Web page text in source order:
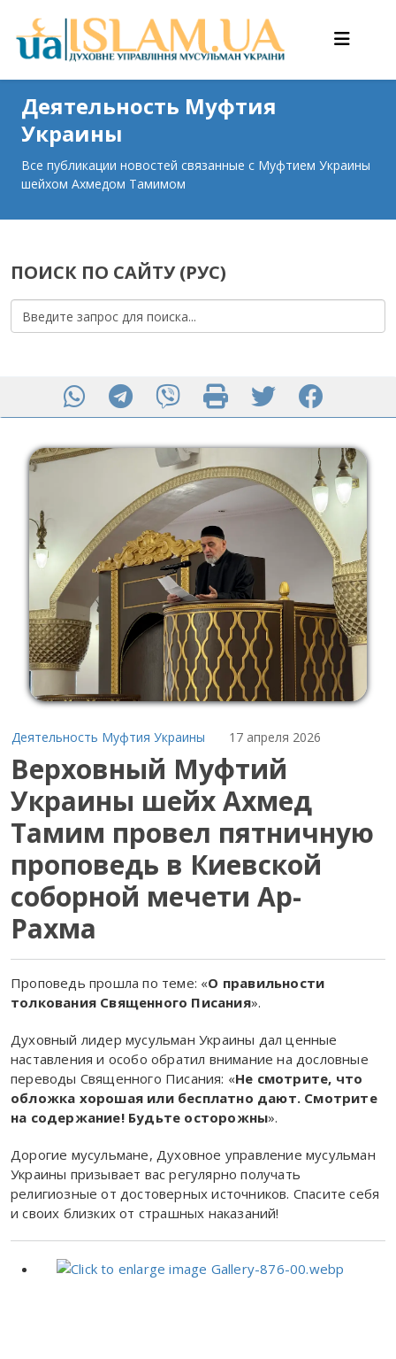
Деятельность Муфтия
Украины
Все публикации новостей связанные с Муфтием Украины
шейхом Ахмедом Тамимом
ПОИСК ПО САЙТУ (РУС)
Деятельность Муфтия Украины 17 апреля 2026
Верховный Муфтий
Украины шейх Ахмед
Тамим провел пятничную
проповедь в Киевской
соборной мечети Ар-
Рахма
Проповедь прошла по теме: «О правильности
толкования Священного Писания».
Духовный лидер мусульман Украины дал ценные
наставления и особо обратил внимание на дословные
переводы Священного Писания: «Не смотрите, что
обложка хорошая или бесплатно дают. Смотрите
на содержание! Будьте осторожны».
Дорогие мусульмане, Духовное управление мусульман
Украины призывает вас регулярно получать
религиозные от достоверных источников. Спасите себя
и своих близких от страшных наказаний!